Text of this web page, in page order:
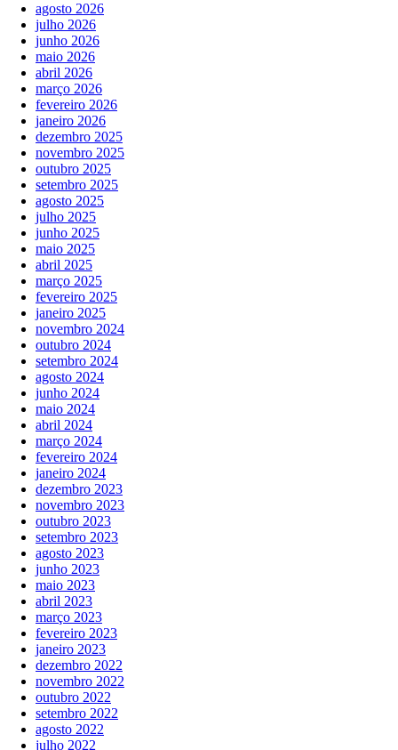
agosto 2026
julho 2026
junho 2026
maio 2026
abril 2026
março 2026
fevereiro 2026
janeiro 2026
dezembro 2025
novembro 2025
outubro 2025
setembro 2025
agosto 2025
julho 2025
junho 2025
maio 2025
abril 2025
março 2025
fevereiro 2025
janeiro 2025
novembro 2024
outubro 2024
setembro 2024
agosto 2024
junho 2024
maio 2024
abril 2024
março 2024
fevereiro 2024
janeiro 2024
dezembro 2023
novembro 2023
outubro 2023
setembro 2023
agosto 2023
junho 2023
maio 2023
abril 2023
março 2023
fevereiro 2023
janeiro 2023
dezembro 2022
novembro 2022
outubro 2022
setembro 2022
agosto 2022
julho 2022